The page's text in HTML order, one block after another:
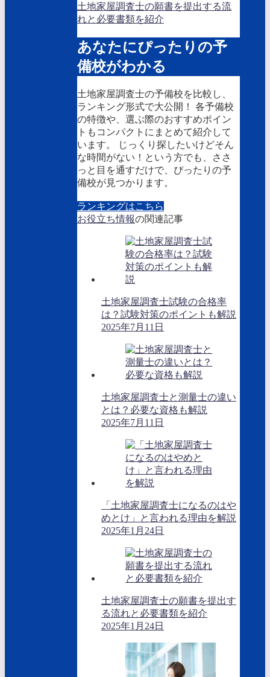
土地家屋調査士の願書を提出する流
れと必要書類を紹介
あなたにぴったりの予
備校がわかる
土地家屋調査士の予備校を比較し、
ランキング形式で大公開！ 各予備校
の特徴や、選ぶ際のおすすめポイン
トもコンパクトにまとめて紹介して
います。 じっくり探したいけどそん
な時間がない！という方でも、ささ
っと目を通すだけで、ぴったりの予
備校が見つかります。
ランキングはこちら
お役立ち情報の関連記事
土地家屋調査士試験の合格率
は？試験対策のポイントも解説
2025年7月11日
土地家屋調査士と測量士の違い
とは？必要な資格も解説
2025年7月11日
「土地家屋調査士になるのはや
めとけ」と言われる理由を解説
2025年1月24日
土地家屋調査士の願書を提出す
る流れと必要書類を紹介
2025年1月24日